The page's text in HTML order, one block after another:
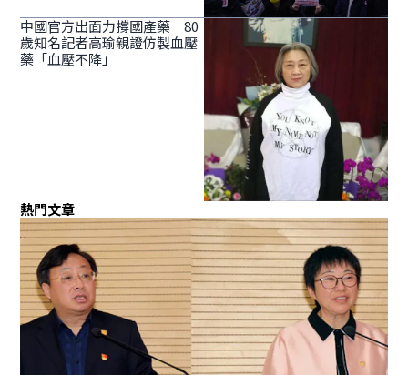
中國官方出面力撐國產藥 80
歲知名記者高瑜親證仿製血壓
藥「血壓不降」
熱門文章